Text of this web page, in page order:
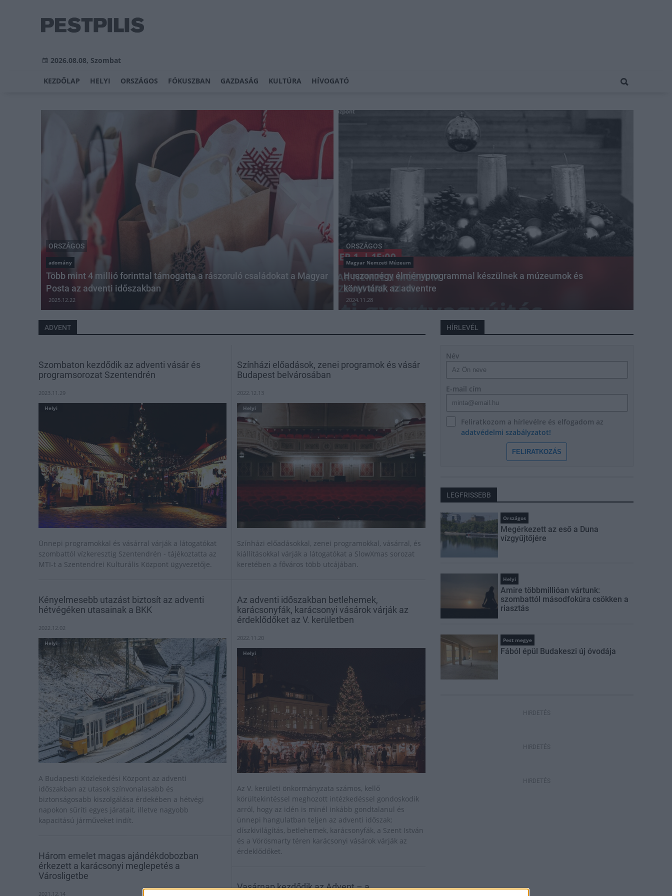
2026.08.08, Szombat
KEZDŐLAP HELYI ORSZÁGOS FÓKUSZBAN GAZDASÁG KULTÚRA HÍVOGATÓ
ORSZÁGOS
adomány
Több mint 4 millió forinttal támogatta a rászoruló családokat a Magyar
Posta az adventi időszakban
2025.12.22
ORSZÁGOS
Magyar Nemzeti Múzeum
Huszonnégy élményprogrammal készülnek a múzeumok és
könyvtárak az adventre
2024.11.28
ADVENT
Szombaton kezdődik az adventi vásár és
programsorozat Szentendrén
2023.11.29
Helyi
Ünnepi programokkal és vásárral várják a látogatókat
szombattól vízkeresztig Szentendrén - tájékoztatta az
MTI-t a Szentendrei Kulturális Központ ügyvezetője.
Kényelmesebb utazást biztosít az adventi
hétvégéken utasainak a BKK
2022.12.02
Helyi
A Budapesti Közlekedési Központ az adventi
időszakban az utasok színvonalasabb és
biztonságosabb kiszolgálása érdekében a hétvégi
napokon sűríti egyes járatait, illetve nagyobb
kapacitású járműveket indít.
Három emelet magas ajándékdobozban
érkezett a karácsonyi meglepetés a
Városligetbe
2021.12.14
Színházi előadások, zenei programok és vásár
Budapest belvárosában
2022.12.13
Helyi
Színházi előadásokkal, zenei programokkal, vásárral, és
kiállításokkal várják a látogatókat a SlowXmas sorozat
keretében a főváros több utcájában.
Az adventi időszakban betlehemek,
karácsonyfák, karácsonyi vásárok várják az
érdeklődőket az V. kerületben
2022.11.20
Helyi
Az V. kerületi önkormányzata számos, kellő
körültekintéssel meghozott intézkedéssel gondoskodik
arról, hogy az idén is minél inkább gondtalanul és
ünnepi hangulatban teljen az adventi időszak:
díszkivilágítás, betlehemek, karácsonyfák, a Szent István
és a Vörösmarty téren karácsonyi vásárok várják az
érdeklődőket.
Vasárnap kezdődik az Advent – a
HÍRLEVÉL
Név
E-mail cím
Feliratkozom a hírlevélre és elfogadom az
adatvédelmi szabályzatot!
FELIRATKOZÁS
LEGFRISSEBB
Országos
Megérkezett az eső a Duna
vízgyűjtőjére
Helyi
Amire többmillióan vártunk:
szombattól másodfokúra csökken a
riasztás
Pest megye
Fából épül Budakeszi új óvodája
HIRDETÉS
HIRDETÉS
HIRDETÉS